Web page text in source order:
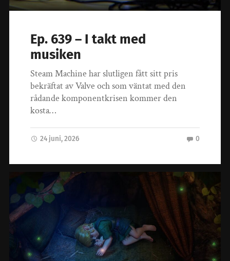
Ep. 639 – I takt med
musiken
Steam Machine har slutligen fått sitt pris
bekräftat av Valve och som väntat med den
rådande komponentkrisen kommer den
kosta…
24 juni, 2026 0